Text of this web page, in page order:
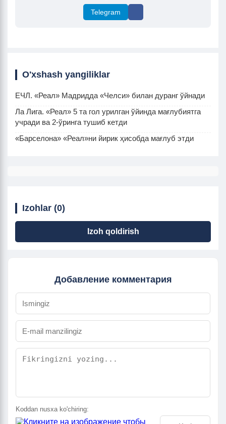
Telegram
O'xshash yangiliklar
ЕЧЛ. «Реал» Мадридда «Челси» билан дуранг ўйнади
Ла Лига. «Реал» 5 та гол урилган ўйинда мағлубиятга
учради ва 2-ўринга тушиб кетди
«Барселона» «Реал»ни йирик ҳисобда мағлуб этди
Izohlar (0)
Izoh qoldirish
Добавление комментария
Koddan nusxa ko'chiring: